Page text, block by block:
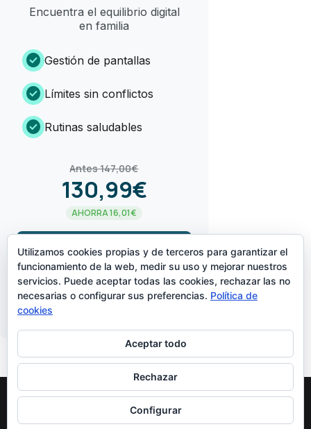
Encuentra el equilibrio digital
en familia
check_circle Gestión de pantallas
check_circle Límites sin conflictos
check_circle Rutinas saludables
Antes 147,00€
130,99€
AHORRA 16,01€
¡LO QUIERO!arrow_forward
CREADO POR
Diseñado PorElegant Themes| Funciona ConWordPress
Utilizamos cookies propias y de terceros para garantizar el
funcionamiento de la web, medir su uso y mejorar nuestros
servicios. Puede aceptar todas las cookies, rechazar las no
necesarias o configurar sus preferencias. Política de
cookies
Aceptar todo
Rechazar
Configurar